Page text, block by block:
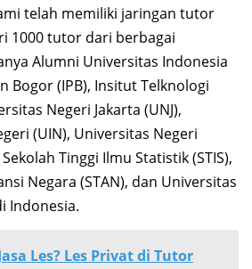
telah memiliki jaringan tutor
1000 tutor dari berbagai
Alumni Universitas Indonesia
Bogor (IPB), Insitut Telknologi
Negeri Jakarta (UNJ),
(UIN), Universitas Negeri
Tinggi Ilmu Statistik (STIS),
Negara (STAN), dan Universitas
Indonesia.
Les? Les Privat di Tutor